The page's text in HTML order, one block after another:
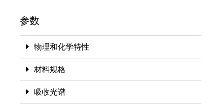
参数
物理和化学特性
材料规格
吸收光谱